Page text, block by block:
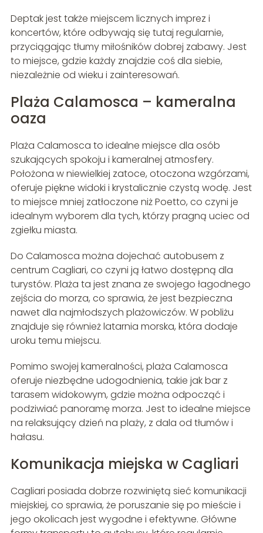
Deptak jest także miejscem licznych imprez i
koncertów, które odbywają się tutaj regularnie,
przyciągając tłumy miłośników dobrej zabawy. Jest
to miejsce, gdzie każdy znajdzie coś dla siebie,
niezależnie od wieku i zainteresowań.
Plaża Calamosca – kameralna
oaza
Plaża Calamosca to idealne miejsce dla osób
szukających spokoju i kameralnej atmosfery.
Położona w niewielkiej zatoce, otoczona wzgórzami,
oferuje piękne widoki i krystalicznie czystą wodę. Jest
to miejsce mniej zatłoczone niż Poetto, co czyni je
idealnym wyborem dla tych, którzy pragną uciec od
zgiełku miasta.
Do Calamosca można dojechać autobusem z
centrum Cagliari, co czyni ją łatwo dostępną dla
turystów. Plaża ta jest znana ze swojego łagodnego
zejścia do morza, co sprawia, że jest bezpieczna
nawet dla najmłodszych plażowiczów. W pobliżu
znajduje się również latarnia morska, która dodaje
uroku temu miejscu.
Pomimo swojej kameralności, plaża Calamosca
oferuje niezbędne udogodnienia, takie jak bar z
tarasem widokowym, gdzie można odpocząć i
podziwiać panoramę morza. Jest to idealne miejsce
na relaksujący dzień na plaży, z dala od tłumów i
hałasu.
Komunikacja miejska w Cagliari
Cagliari posiada dobrze rozwiniętą sieć komunikacji
miejskiej, co sprawia, że poruszanie się po mieście i
jego okolicach jest wygodne i efektywne. Główne